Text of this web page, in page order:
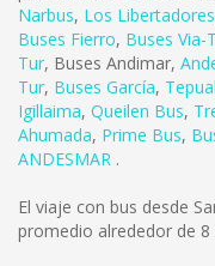
Narbus, Los Libertadores
Buses Fierro, Buses Via-
Tur, Buses Andimar,
Tur, Buses García,
Igillaima, Queilen Bus,
Ahumada, Prime Bus,
ANDESMAR .
El viaje con bus desde
promedio alrededor de 8